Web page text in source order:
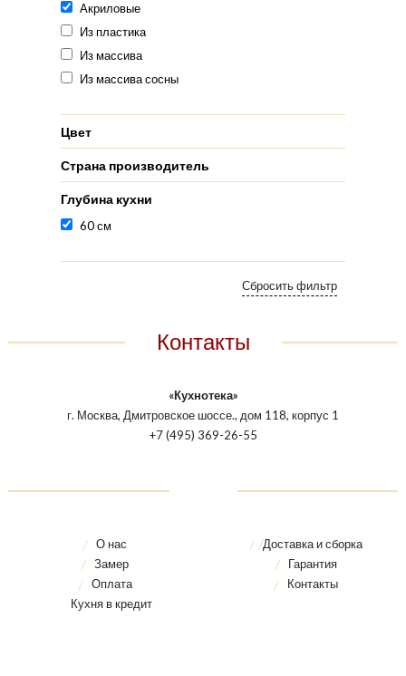
Акриловые
Из пластика
Из массива
Из массива сосны
Цвет
Страна производитель
Глубина кухни
60 см
Контакты
«Кухнотека»
г. Москва, Дмитровское шоссе., дом 118, корпус 1
+7 (495) 369-26-55
О нас
Замер
Оплата
Кухня в кредит
Доставка и сборка
Гарантия
Контакты